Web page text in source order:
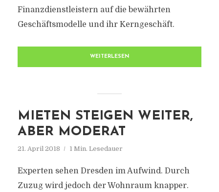
Finanzdienstleistern auf die bewährten
Geschäftsmodelle und ihr Kerngeschäft.
WEITERLESEN
MIETEN STEIGEN WEITER,
ABER MODERAT
21. April 2018 1 Min. Lesedauer
Experten sehen Dresden im Aufwind. Durch
Zuzug wird jedoch der Wohnraum knapper.